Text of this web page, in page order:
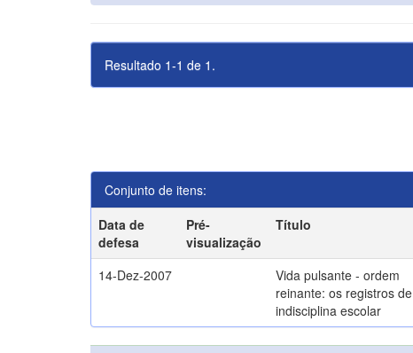
Resultado 1-1 de 1.
Conjunto de itens:
Data de
defesa
Pré-
visualização
Título
14-Dez-2007
Vida pulsante - ordem
reinante: os registros de
indisciplina escolar